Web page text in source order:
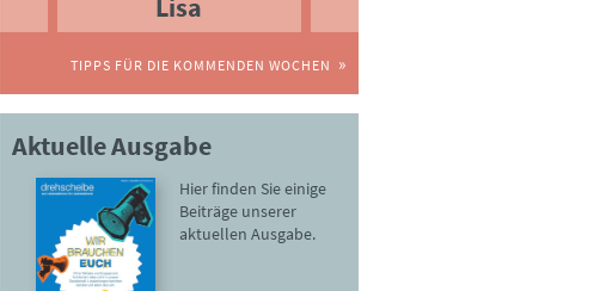
Lisa
TIPPS FÜR DIE KOMMENDEN WOCHEN
Aktuelle Ausgabe
Hier finden Sie einige
Beiträge unserer
aktuellen Ausgabe.